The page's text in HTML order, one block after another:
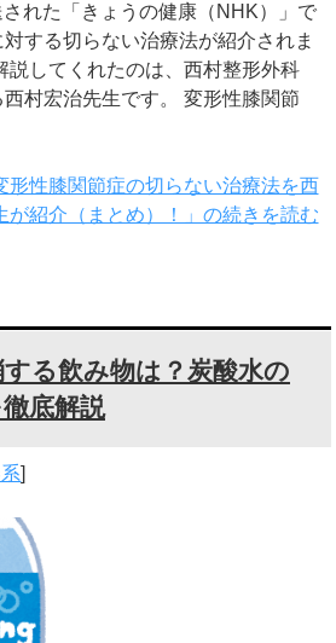
れた「きょうの健康（NHK）」で
する切らない治療法が紹介されま
説してくれたのは、西村整形外科
村宏治先生です。 変形性膝関節
形性膝関節症の切らない治療法を西
が紹介（まとめ）！」の続きを読む
る飲み物は？炭酸水の
底解説
]